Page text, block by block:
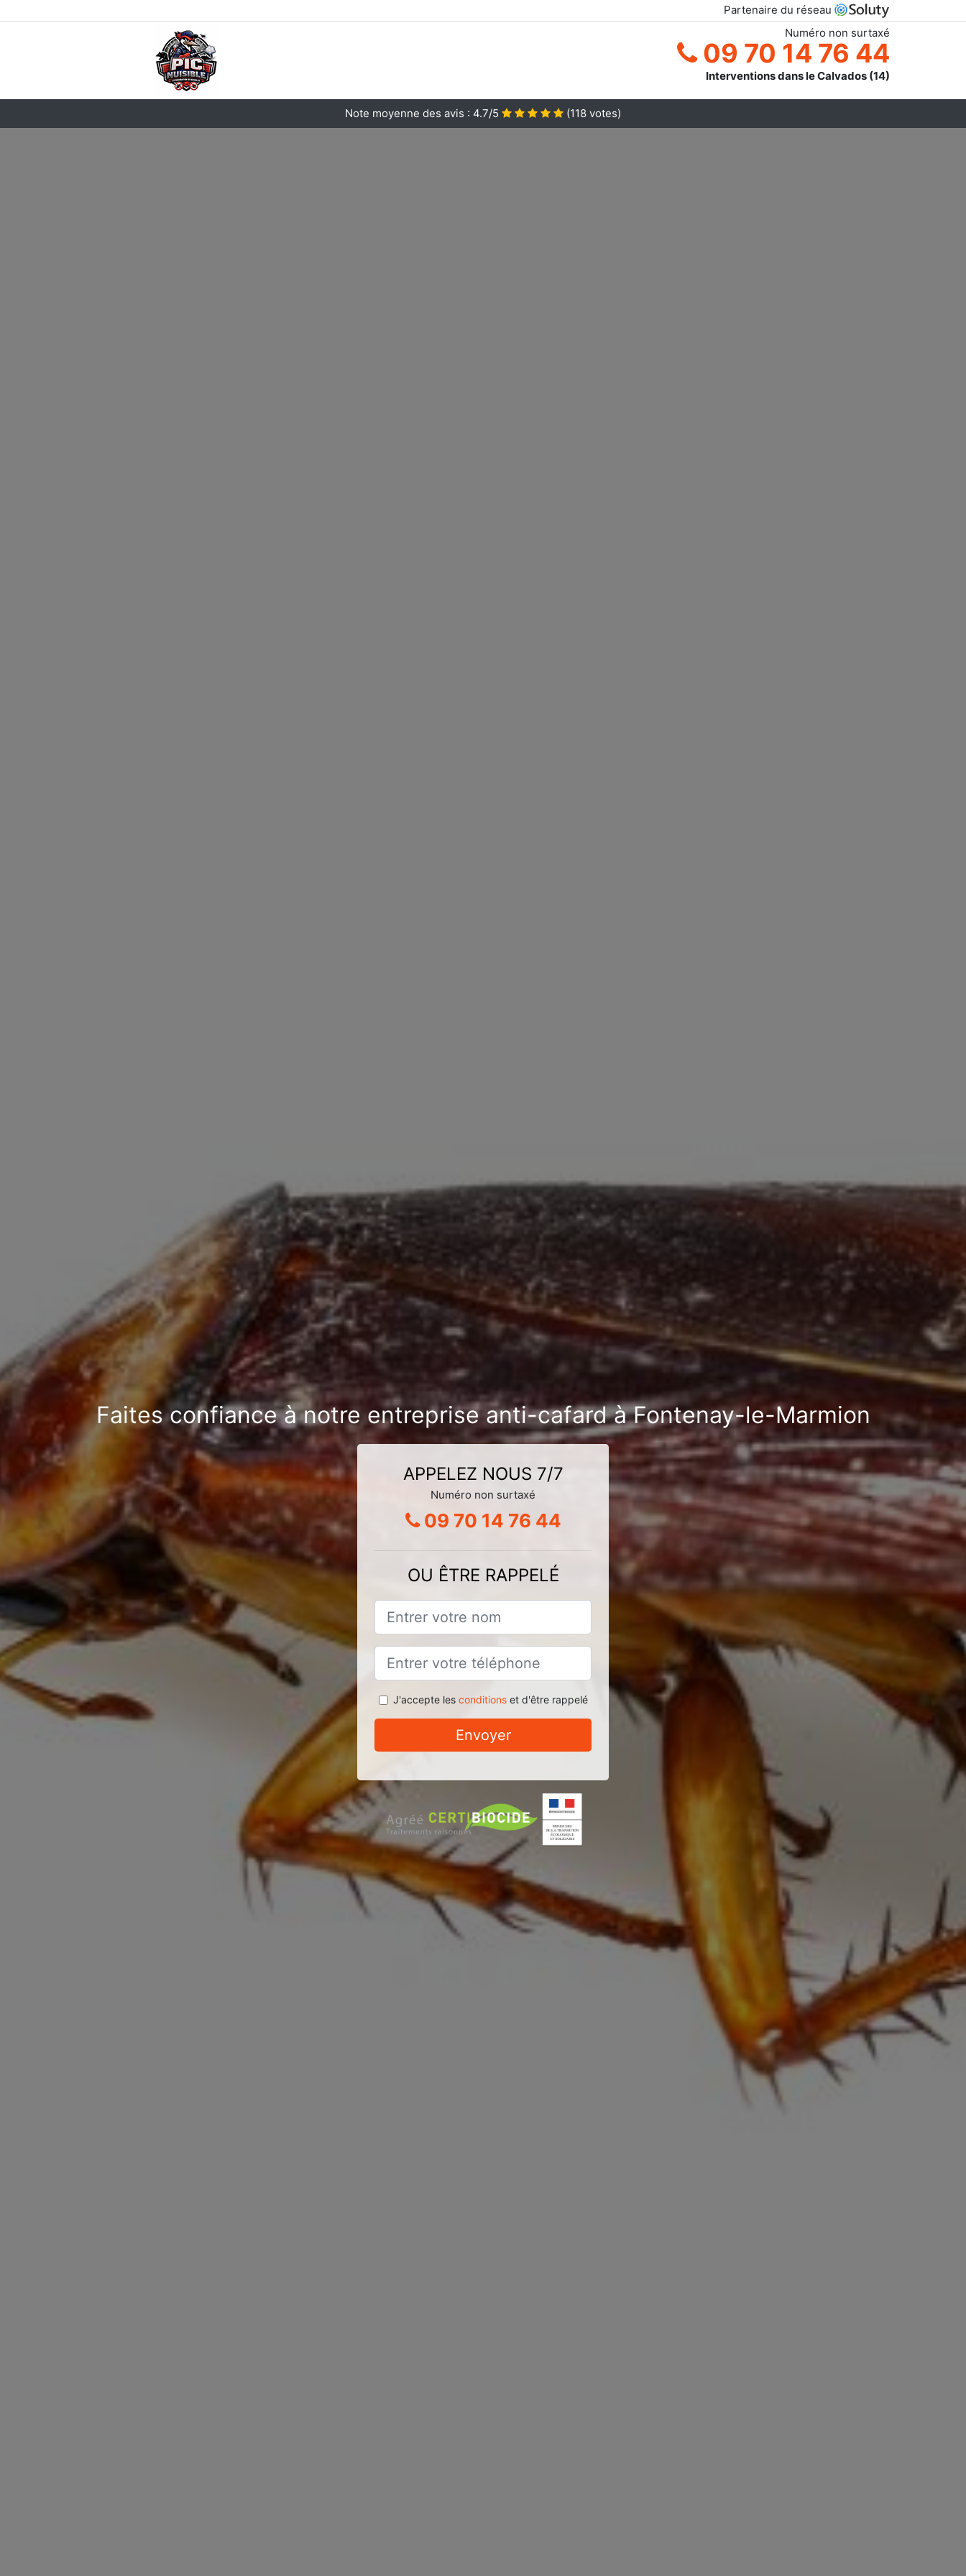
Partenaire du réseau
Numéro non surtaxé
09 70 14 76 44
Interventions dans le Calvados (14)
Note moyenne des avis : 4.7/5 (118 votes)
Faites confiance à notre entreprise anti-cafard à Fontenay-le-Marmion
APPELEZ NOUS 7/7
Numéro non surtaxé
09 70 14 76 44
OU ÊTRE RAPPELÉ
J'accepte les conditionset d'être rappelé
Envoyer